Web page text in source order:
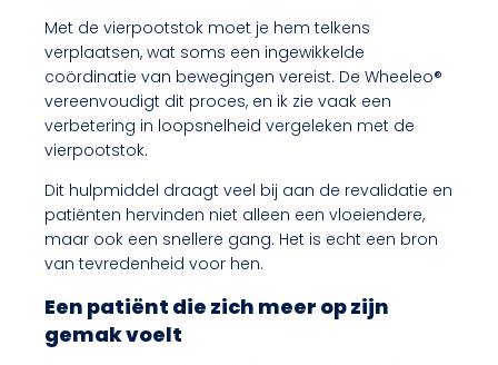
Met de vierpootstok moet je hem telkens
verplaatsen, wat soms een ingewikkelde
coördinatie van bewegingen vereist. De Wheeleo®
vereenvoudigt dit proces, en ik zie vaak een
verbetering in loopsnelheid vergeleken met de
vierpootstok.
Dit hulpmiddel draagt veel bij aan de revalidatie en
patiënten hervinden niet alleen een vloeiendere,
maar ook een snellere gang. Het is echt een bron
van tevredenheid voor hen.
Een patiënt die zich meer op zijn
gemak voelt